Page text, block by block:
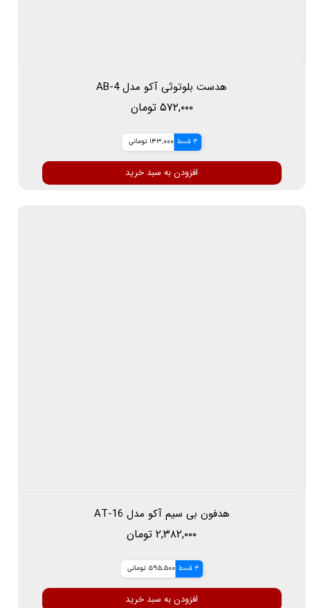
هدست بلوتوثی آکو مدل AB-4
۵۷۲,۰۰۰ تومان
4 قسط 143,000 تومانی
افزودن به سبد خرید
هدفون بی سیم آکو مدل AT-16
۲,۳۸۲,۰۰۰ تومان
4 قسط 595,500 تومانی
افزودن به سبد خرید